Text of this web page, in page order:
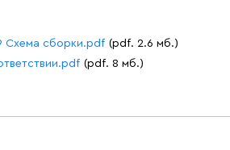
Схема сборки.pdf (pdf. 2.6 мб.)
(pdf. 8 мб.)